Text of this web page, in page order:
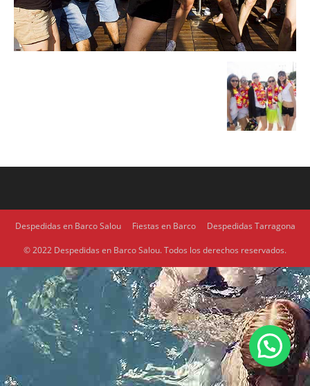
Despedidas en Barco Salou Fiestas en Barco Despedidas Tarragona
© 2022 Despedidas en Barco Salou. Todos los derechos reservados.
1